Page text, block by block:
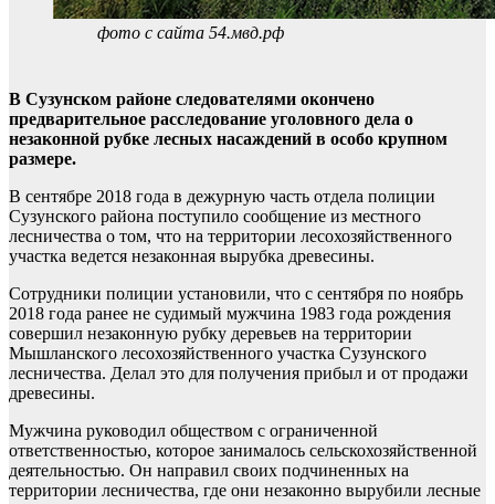
фото с сайта 54.мвд.рф
В Сузунском районе следователями окончено
предварительное расследование уголовного дела о
незаконной рубке лесных насаждений в особо крупном
размере.
В сентябре 2018 года в дежурную часть отдела полиции
Сузунского района поступило сообщение из местного
лесничества о том, что на территории лесохозяйственного
участка ведется незаконная вырубка древесины.
Сотрудники полиции установили, что с сентября по ноябрь
2018 года ранее не судимый мужчина 1983 года рождения
совершил незаконную рубку деревьев на территории
Мышланского лесохозяйственного участка Сузунского
лесничества. Делал это для получения прибыл и от продажи
древесины.
Мужчина руководил обществом с ограниченной
ответственностью, которое занималось сельскохозяйственной
деятельностью. Он направил своих подчиненных на
территории лесничества, где они незаконно вырубили лесные